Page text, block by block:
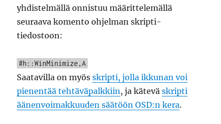
yhdistelmällä onnistuu määrittelemällä
seuraava komento ohjelman skripti-
tiedostoon:
#h::WinMinimize,A
Saatavilla on myösskripti, jolla ikkunan voi
pienentää tehtäväpalkkiin, ja käteväskripti
äänenvoimakkuuden säätöön OSD:n kera.